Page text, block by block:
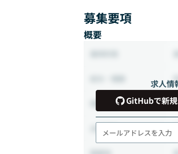
募集要項
概要
求人情
GitHubで新
稼働時間
出社頻度